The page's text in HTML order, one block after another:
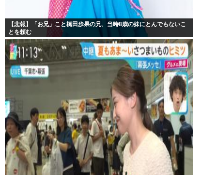
【悲報】「お兄」こと橋田歩果の兄、当時8歳の妹にとんでもないこ
とを頼む